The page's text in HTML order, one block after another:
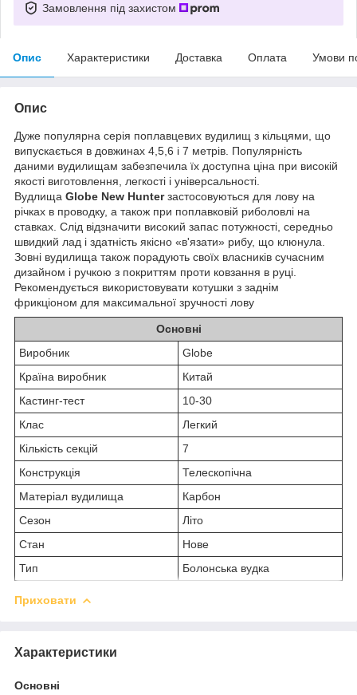
Замовлення під захистом
Опис Характеристики Доставка Оплата Умови
Опис
Дуже популярна серія поплавцевих вудилищ з кільцями, що
випускається в довжинах 4,5,6 і 7 метрів. Популярність
даними вудилищам забезпечила їх доступна ціна при високій
якості виготовлення, легкості і універсальності.
Вудлища Globe New Hunterзастосовуються для лову на
річках в проводку, а також при поплавковій риболовлі на
ставках. Слід відзначити високий запас потужності, середньо
швидкий лад і здатність якісно «в'язати» рибу, що клюнула.
Зовні вудилища також порадують своїх власників сучасним
дизайном і ручкою з покриттям проти ковзання в руці.
Рекомендується використовувати котушки з заднім
фрикціоном для максимальної зручності лову
Основні
Виробник
Globe
Країна виробник
Китай
Кастинг-тест
10-30
Клас
Легкий
Кількість секцій
7
Конструкція
Телескопічна
Матеріал вудилища
Карбон
Сезон
Літо
Стан
Нове
Тип
Болонська вудка
Приховати
Характеристики
Основні